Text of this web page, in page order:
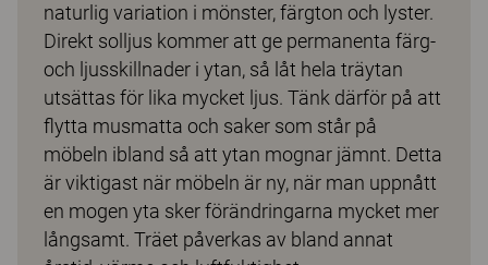
naturlig variation i mönster, färgton och lyster.
Direkt solljus kommer att ge permanenta färg-
och ljusskillnader i ytan, så låt hela träytan
utsättas för lika mycket ljus. Tänk därför på att
flytta musmatta och saker som står på
möbeln ibland så att ytan mognar jämnt. Detta
är viktigast när möbeln är ny, när man uppnått
en mogen yta sker förändringarna mycket mer
långsamt. Träet påverkas av bland annat